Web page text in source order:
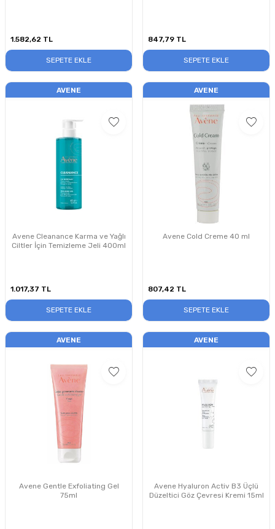
1.582,62 TL
SEPETE EKLE
847,79 TL
SEPETE EKLE
AVENE
Avene Cleanance Karma ve Yağlı
Ciltler İçin Temizleme Jeli 400ml
1.017,37 TL
SEPETE EKLE
AVENE
Avene Cold Creme 40 ml
807,42 TL
SEPETE EKLE
AVENE
Avene Gentle Exfoliating Gel
75ml
AVENE
Avene Hyaluron Activ B3 Üçlü
Düzeltici Göz Çevresi Kremi 15ml